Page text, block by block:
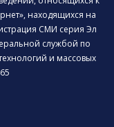
находящихся на
СМИ серия Эл
службой по
и массовых